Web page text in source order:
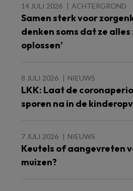
14 JULI 2026 ACHTERGROND
Samen sterk voor
denken soms dat ze
oplossen’
8 JULI 2026 NIEUWS
LKK: Laat de
sporen na in de
7 JULI 2026 NIEUWS
Keutels of aangevreten
muizen?